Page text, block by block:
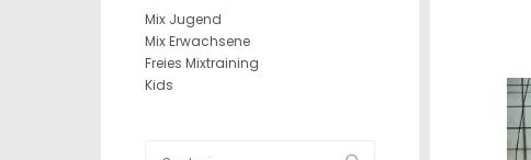
Mix Jugend
Mix Erwachsene
Freies Mixtraining
Kids